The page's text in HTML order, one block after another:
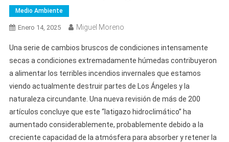
Medio Ambiente
Enero 14, 2025 Miguel Moreno
Una serie de cambios bruscos de condiciones intensamente
secas a condiciones extremadamente húmedas contribuyeron
a alimentar los terribles incendios invernales que estamos
viendo actualmente destruir partes de Los Ángeles y la
naturaleza circundante. Una nueva revisión de más de 200
artículos concluye que este “latigazo hidroclimático” ha
aumentado considerablemente, probablemente debido a la
creciente capacidad de la atmósfera para absorber y retener la